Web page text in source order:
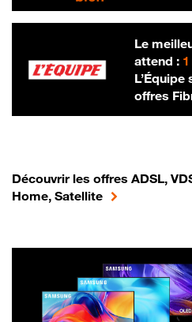
Le
attend :
offres
Découvrir les offres ADSL,
Home, Satellite